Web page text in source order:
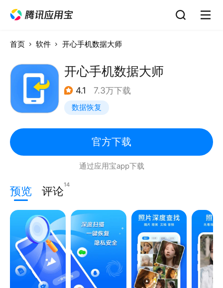
首页 软件 开心手机数据大师
开心手机数据大师
4.1 7.3万下载
数据恢复
官方下载
通过应用宝app下载
预览 评论14